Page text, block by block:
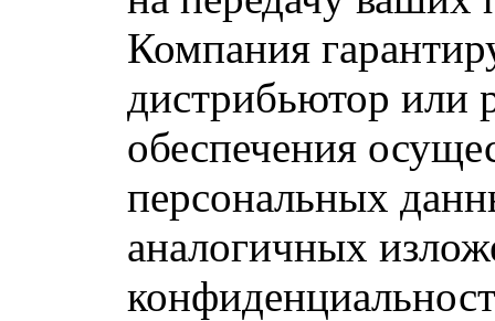
Компания
дистрибьютор или
обеспечения
персональных
аналогичных